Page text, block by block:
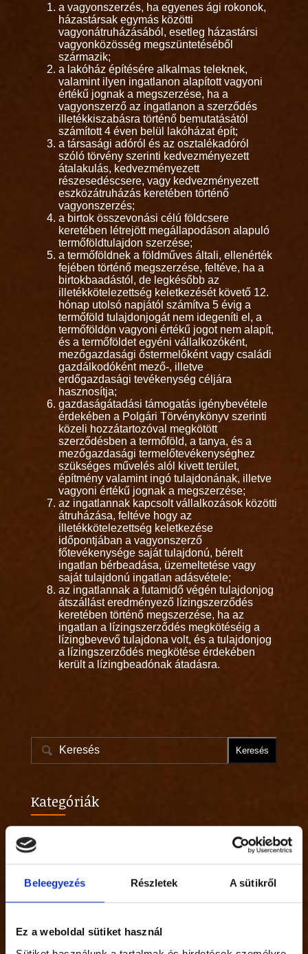
Beleegyezés Részletek A sütikről
Ez a weboldal sütiket használ
a vagyonszerzés, ha egyenes ági rokonok,
házastársak egymás közötti
vagyonátruházásából, esetleg házastársi
vagyonközösség megszüntetéséből
származik;
a lakóház építésére alkalmas teleknek,
valamint ilyen ingatlanon alapított vagyoni
értékű jognak a megszerzése, ha a
vagyonszerző az ingatlanon a szerződés
illetékkiszabásra történő bemutatásától
számított 4 éven belül lakóházat épít;
a társasági adóról és az osztalékadóról
szóló törvény szerinti kedvezményezett
átalakulás, kedvezményezett
részesedéscsere, vagy kedvezményezett
eszközátruházás keretében történő
vagyonszerzés;
a birtok összevonási célú földcsere
keretében létrejött megállapodáson alapuló
termőföldtulajdon szerzése;
a termőföldnek a földműves általi, ellenérték
fejében történő megszerzése, feltéve, ha a
birtokbaadástól, de legkésőbb az
illetékkötelezettség keletkezését követő 12.
hónap utolsó napjától számítva 5 évig a
termőföld tulajdonjogát nem idegeníti el, a
termőföldön vagyoni értékű jogot nem alapít,
és a termőföldet egyéni vállalkozóként,
mezőgazdasági őstermelőként vagy családi
gazdálkodóként mező-, illetve
erdőgazdasági tevékenység céljára
hasznosítja;
gazdaságátadási támogatás igénybevétele
érdekében a Polgári Törvénykönyv szerinti
közeli hozzátartozóval megkötött
szerződésben a termőföld, a tanya, és a
mezőgazdasági termelőtevékenységhez
szükséges művelés alól kivett terület,
építmény valamint ingó tulajdonának, illetve
vagyoni értékű jognak a megszerzése;
az ingatlannak kapcsolt vállalkozások közötti
átruházása, feltéve hogy az
illetékkötelezettség keletkezése
időpontjában a vagyonszerző
főtevékenysége saját tulajdonú, bérelt
ingatlan bérbeadása, üzemeltetése vagy
saját tulajdonú ingatlan adásvétele;
az ingatlannak a futamidő végén tulajdonjog
átszállást eredményező lízingszerződés
keretében történő megszerzése, ha az
ingatlan a lízingszerződés megkötéséig a
lízingbevevő tulajdona volt, és a tulajdonjog
a lízingszerződés megkötése érdekében
került a lízingbeadónak átadásra.
Kategóriák
Friss bejegyzések
18
Kategóriákban:Egyéb